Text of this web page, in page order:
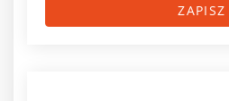
ZAPISZ